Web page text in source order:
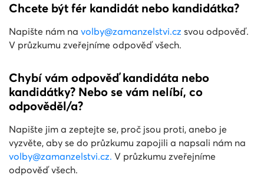
Chcete být fér kandidát nebo kandidátka?
Napište nám na volby@zamanzelstvi.cz svou odpověď.
V průzkumu zveřejníme odpověď všech.
Chybí vám odpověď kandidáta nebo
kandidátky? Nebo se vám nelíbí, co
odpověděl/a?
Napište jim a zeptejte se, proč jsou proti, anebo je
vyzvěte, aby se do průzkumu zapojili a napsali nám na
volby@zamanzelstvi.cz. V průzkumu zveřejníme
odpověď všech.